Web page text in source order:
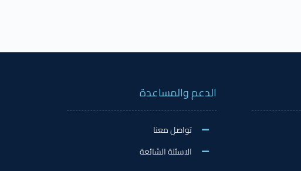
الدعم والمساعدة
تواصل معنا
الاسئلة الشائعة